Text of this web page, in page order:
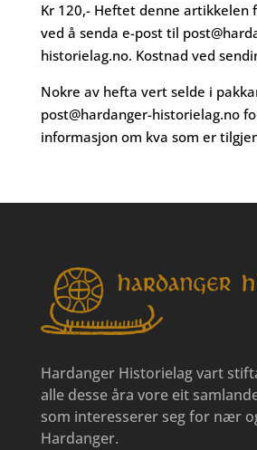
Kr 120,- Heftet denne artikkelen
ved å senda e-post til
historielag.no. Kostnad ved
Nokre av hefta vert selde i
post@hardanger-historielag.no
informasjon om kva som er
Hardanger Historielag vart
alle desse åra vore eit
som interesserer seg for nær
Hardanger.